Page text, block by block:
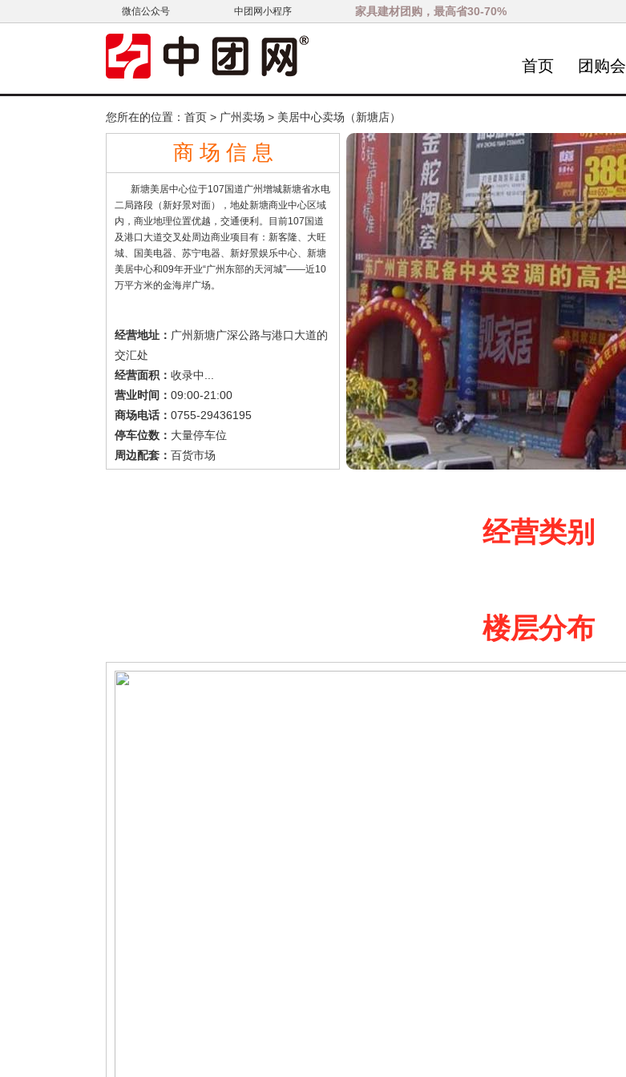
微信公众号 中团网小程序 家具建材团购，最高省30-70%
首页 团购会
您所在的位置： 首页 > 广州卖场 > 美居中心卖场（新塘店）
商 场 信 息
新塘美居中心位于107国道广州增城新塘省水电
二局路段（新好景对面），地处新塘商业中心区域
内，商业地理位置优越，交通便利。目前107国道
及港口大道交叉处周边商业项目有：新客隆、大旺
城、国美电器、苏宁电器、新好景娱乐中心、新塘
美居中心和09年开业“广州东部的天河城”——近10
万平方米的金海岸广场。
经营地址： 广州新塘广深公路与港口大道的
交汇处
经营面积： 收录中...
营业时间： 09:00-21:00
商场电话： 0755-29436195
停车位数： 大量停车位
周边配套： 百货市场
经营类别
楼层分布